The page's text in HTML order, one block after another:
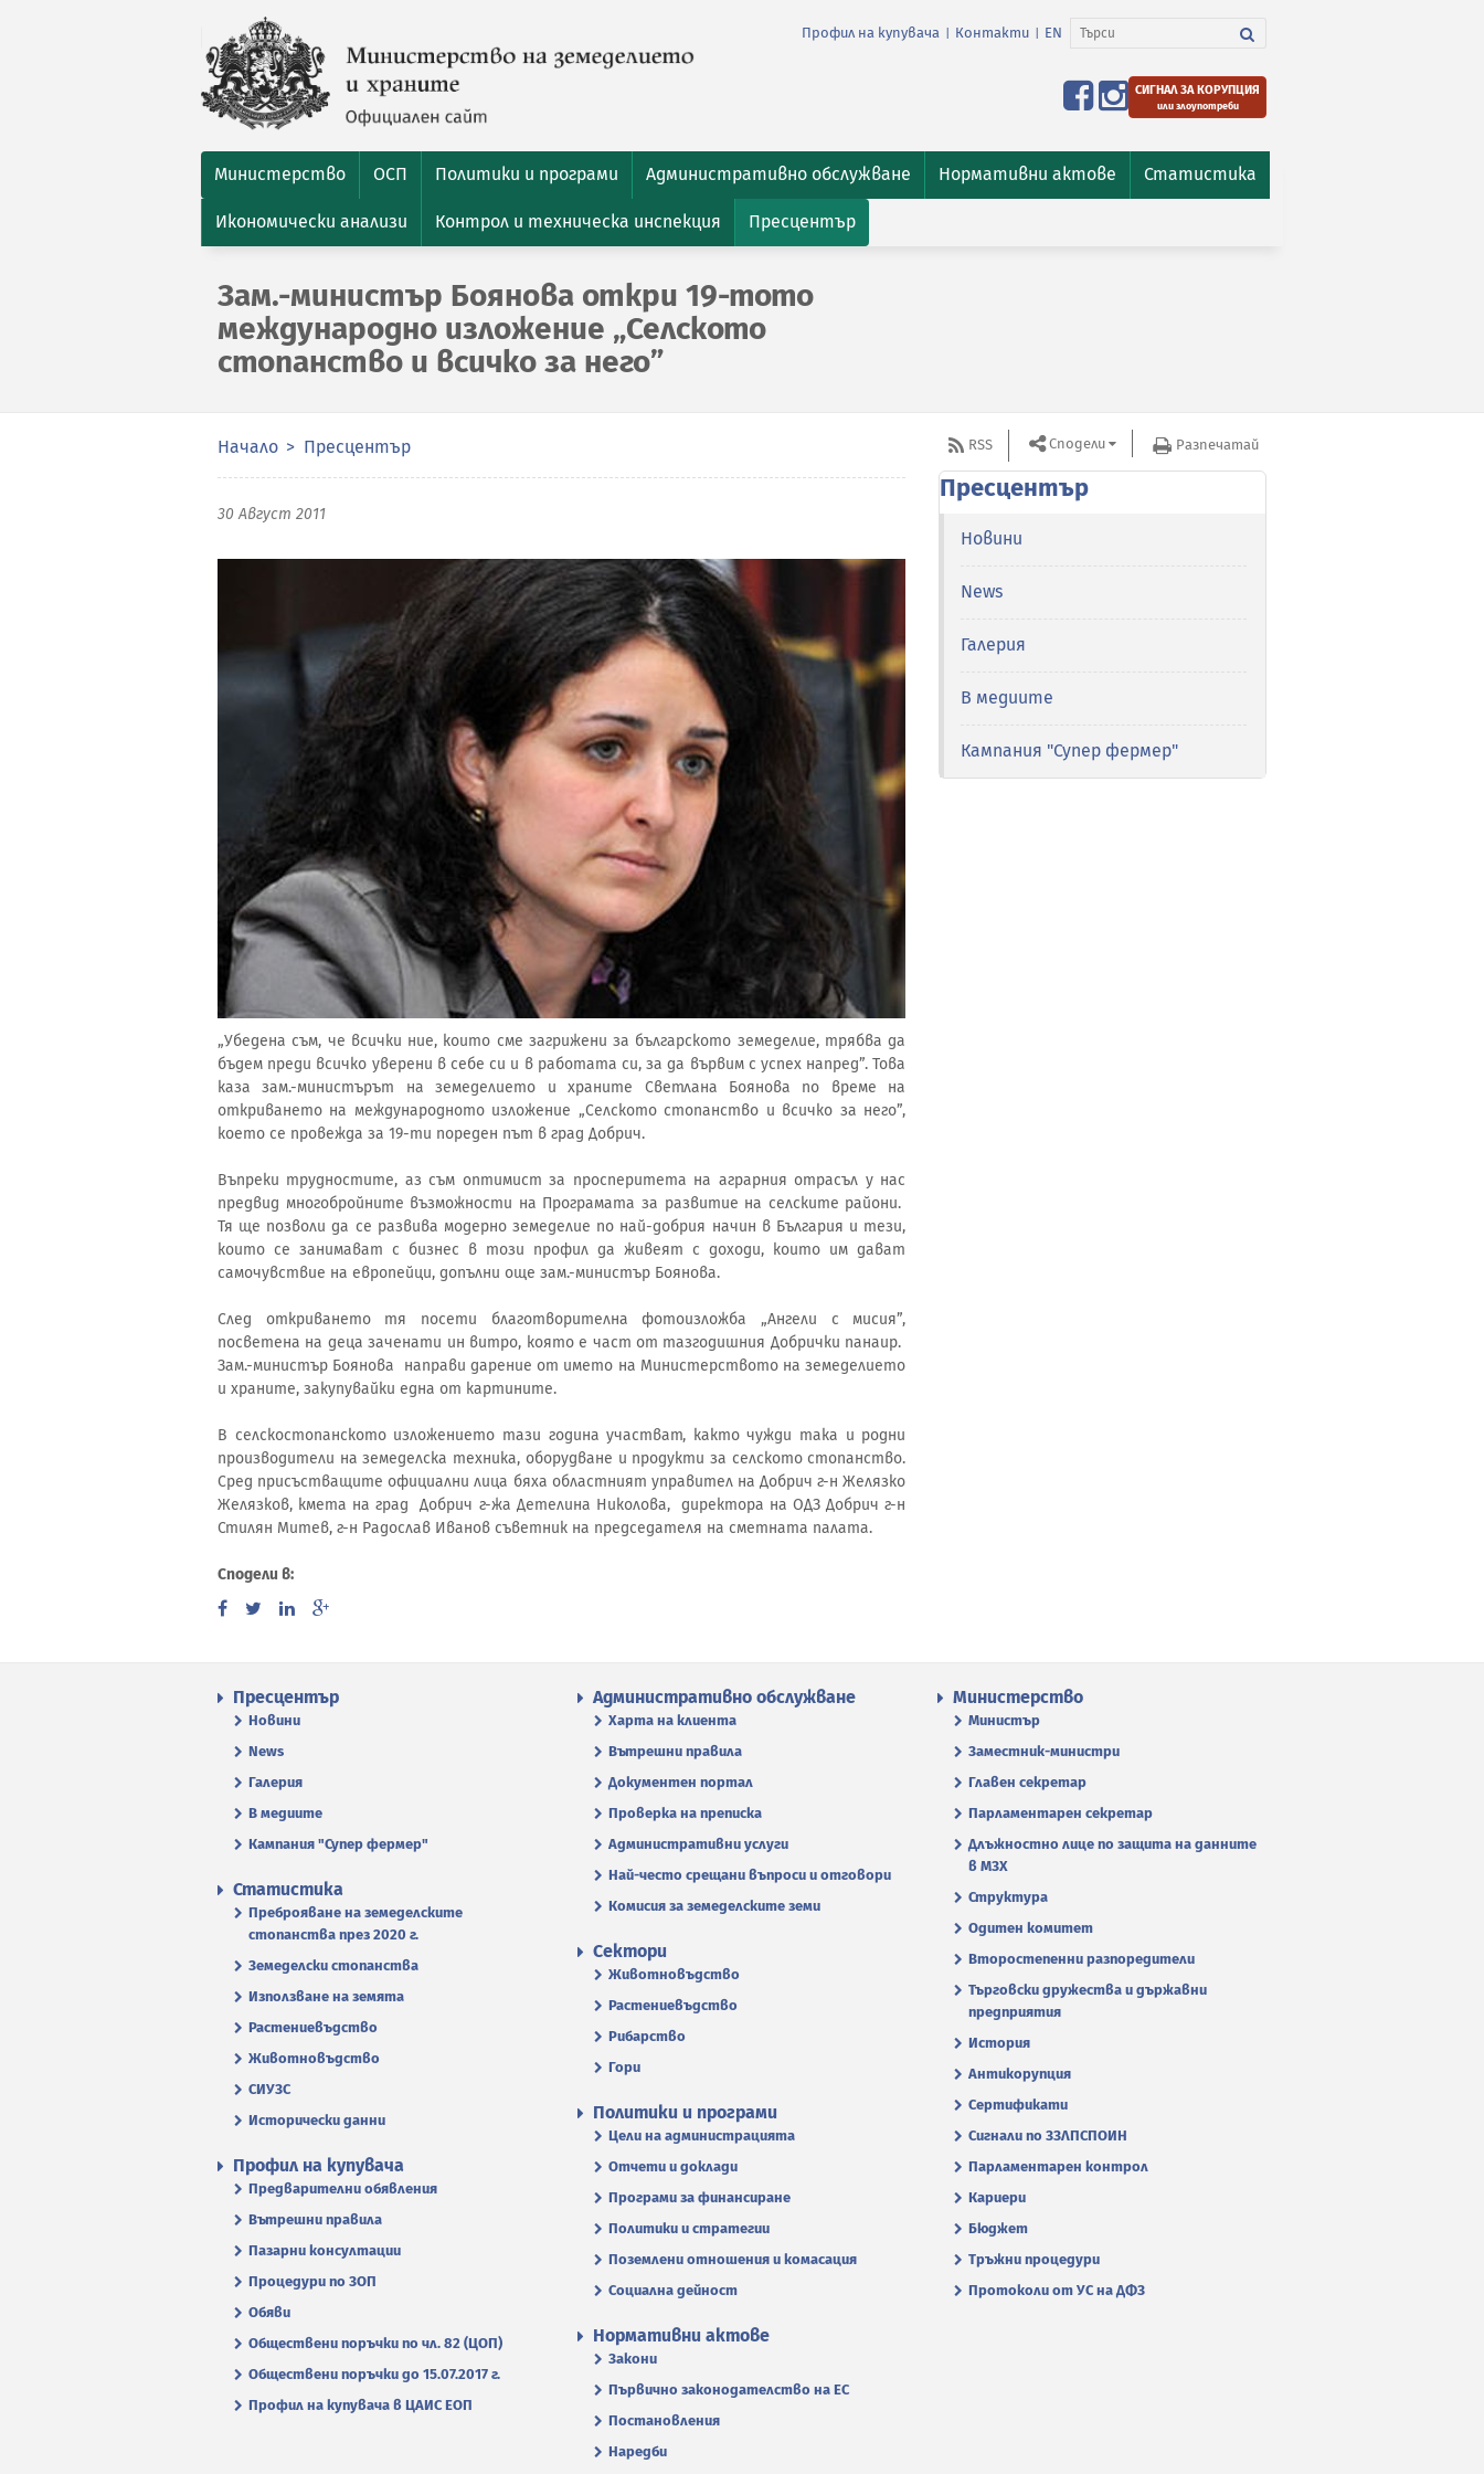
Профил на купувача Контакти EN
СИГНАЛ ЗА КОРУПЦИЯ
или злоупотреби
Министерство ОСП Политики и програми Административно обслужване Нормативни актове Статистика
Икономически анализи Контрол и техническа инспекция Пресцентър
Зам.-министър Боянова откри 19-тото
международно изложение „Селското
стопанство и всичко за него”
Начало Пресцентър
30 Август 2011
„Убедена съм, че всички ние, които сме загрижени за българското земеделие, трябва да
бъдем преди всичко уверени в себе си и в работата си, за да вървим с успех напред”. Това
каза зам.-министърът на земеделието и храните Светлана Боянова по време на
откриването на международното изложение „Селското стопанство и всичко за него”,
което се провежда за 19-ти пореден път в град Добрич.
Въпреки трудностите, аз съм оптимист за просперитета на аграрния отрасъл у нас
предвид многобройните възможности на Програмата за развитие на селските райони.
Тя ще позволи да се развива модерно земеделие по най-добрия начин в България и тези,
които се занимават с бизнес в този профил да живеят с доходи, които им дават
самочувствие на европейци, допълни още зам.-министър Боянова.
След откриването тя посети благотворителна фотоизложба „Ангели с мисия”,
посветена на деца заченати ин витро, която е част от тазгодишния Добрички панаир.
Зам.-министър Боянова направи дарение от името на Министерството на земеделието
и храните, закупувайки една от картините.
В селскостопанското изложението тази година участват, както чужди така и родни
производители на земеделска техника, оборудване и продукти за селското стопанство.
Сред присъстващите официални лица бяха областният управител на Добрич г-н Желязко
Желязков, кмета на град Добрич г-жа Детелина Николова, директора на ОДЗ Добрич г-н
Стилян Митев, г-н Радослав Иванов съветник на председателя на сметната палата.
Сподели в:
RSS Сподели Разпечатай
Пресцентър
Новини
News
Галерия
В медиите
Кампания "Супер фермер"
Пресцентър
Новини
News
Галерия
В медиите
Кампания "Супер фермер"
Административно обслужване
Харта на клиента
Вътрешни правила
Документен портал
Проверка на преписка
Административни услуги
Най-често срещани въпроси и отговори
Комисия за земеделските земи
Министерство
Министър
Заместник-министри
Главен секретар
Парламентарен секретар
Длъжностно лице по защита на данните
в МЗХ
Структура
Одитен комитет
Второстепенни разпоредители
Търговски дружества и държавни
предприятия
История
Антикорупция
Сертификати
Сигнали по ЗЗЛПСПОИН
Парламентарен контрол
Кариери
Бюджет
Тръжни процедури
Протоколи от УС на ДФЗ
Статистика
Преброяване на земеделските
стопанства през 2020 г.
Земеделски стопанства
Използване на земята
Растениевъдство
Животновъдство
СИУЗС
Исторически данни
Сектори
Животновъдство
Растениевъдство
Рибарство
Гори
Политики и програми
Цели на администрацията
Отчети и доклади
Програми за финансиране
Политики и стратегии
Поземлени отношения и комасация
Социална дейност
Профил на купувача
Предварителни обявления
Вътрешни правила
Пазарни консултации
Процедури по ЗОП
Обяви
Обществени поръчки по чл. 82 (ЦОП)
Обществени поръчки до 15.07.2017 г.
Профил на купувача в ЦАИС ЕОП
Нормативни актове
Закони
Първично законодателство на ЕС
Постановления
Наредби